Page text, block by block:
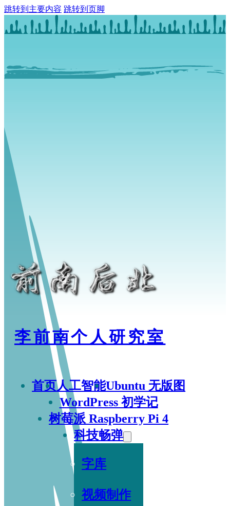
跳转到主要内容 跳转到页脚
李前南个人研究室
首页人工智能Ubuntu 无版图
WordPress 初学记
树莓派 Raspberry Pi 4
科技畅弹
字库
视频制作